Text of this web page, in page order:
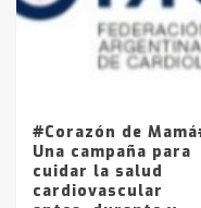
Los
La
entre
#Corazón de
Una campaña para
cuidar la salud
cardiovascular